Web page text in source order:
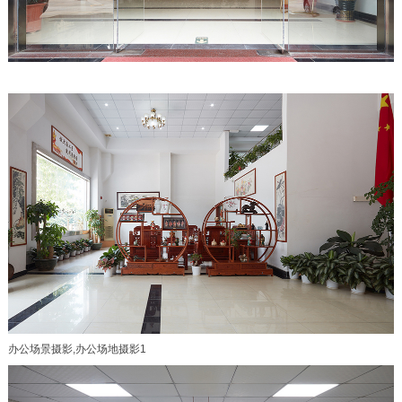
办公场景摄影,办公场地摄影1